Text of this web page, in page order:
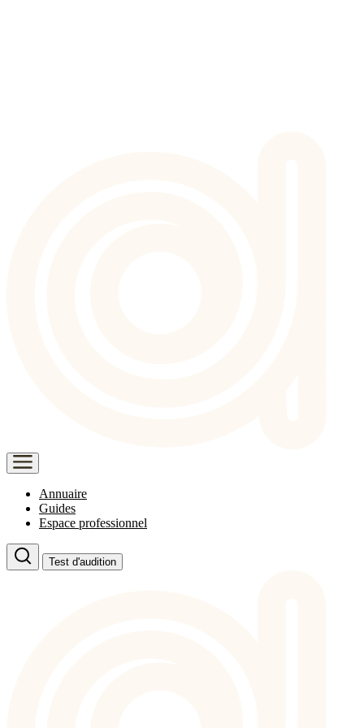
Annuaire
Guides
Espace professionnel
Test d'audition